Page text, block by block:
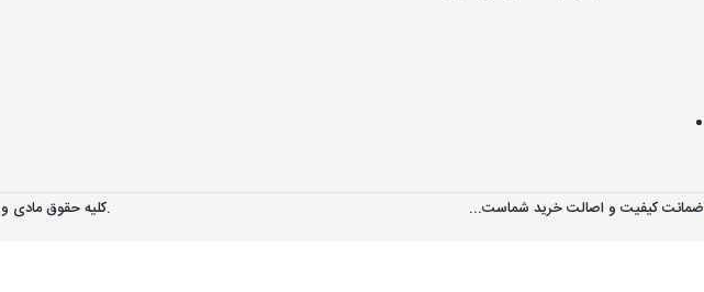
ضمانت کیفیت و اصالت خرید شماست... کليه حقوق مادی و معنوی اين سايت متعلق به فروشگاه مهرپخش می‌باشد.